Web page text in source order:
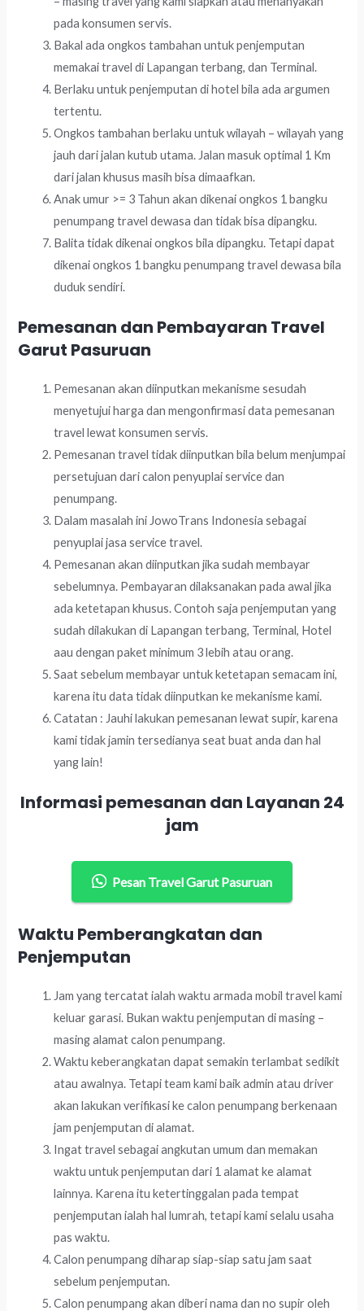
pada konsumen servis.
Bakal ada ongkos tambahan untuk penjemputan
memakai travel di Lapangan terbang, dan Terminal.
Berlaku untuk penjemputan di hotel bila ada argumen
tertentu.
Ongkos tambahan berlaku untuk wilayah – wilayah yang
jauh dari jalan kutub utama. Jalan masuk optimal 1 Km
dari jalan khusus masih bisa dimaafkan.
Anak umur >= 3 Tahun akan dikenai ongkos 1 bangku
penumpang travel dewasa dan tidak bisa dipangku.
Balita tidak dikenai ongkos bila dipangku. Tetapi dapat
dikenai ongkos 1 bangku penumpang travel dewasa bila
duduk sendiri.
Pemesanan dan Pembayaran Travel
Garut Pasuruan
Pemesanan akan diinputkan mekanisme sesudah
menyetujui harga dan mengonfirmasi data pemesanan
travel lewat konsumen servis.
Pemesanan travel tidak diinputkan bila belum menjumpai
persetujuan dari calon penyuplai service dan
penumpang.
Dalam masalah ini JowoTrans Indonesia sebagai
penyuplai jasa service travel.
Pemesanan akan diinputkan jika sudah membayar
sebelumnya. Pembayaran dilaksanakan pada awal jika
ada ketetapan khusus. Contoh saja penjemputan yang
sudah dilakukan di Lapangan terbang, Terminal, Hotel
aau dengan paket minimum 3 lebih atau orang.
Saat sebelum membayar untuk ketetapan semacam ini,
karena itu data tidak diinputkan ke mekanisme kami.
Catatan : Jauhi lakukan pemesanan lewat supir, karena
kami tidak jamin tersedianya seat buat anda dan hal
yang lain!
Informasi pemesanan dan Layanan 24
jam
Pesan Travel Garut Pasuruan
Waktu Pemberangkatan dan
Penjemputan
Jam yang tercatat ialah waktu armada mobil travel kami
keluar garasi. Bukan waktu penjemputan di masing –
masing alamat calon penumpang.
Waktu keberangkatan dapat semakin terlambat sedikit
atau awalnya. Tetapi team kami baik admin atau driver
akan lakukan verifikasi ke calon penumpang berkenaan
jam penjemputan di alamat.
Ingat travel sebagai angkutan umum dan memakan
waktu untuk penjemputan dari 1 alamat ke alamat
lainnya. Karena itu ketertinggalan pada tempat
penjemputan ialah hal lumrah, tetapi kami selalu usaha
pas waktu.
Calon penumpang diharap siap-siap satu jam saat
sebelum penjemputan.
Calon penumpang akan diberi nama dan no supir oleh